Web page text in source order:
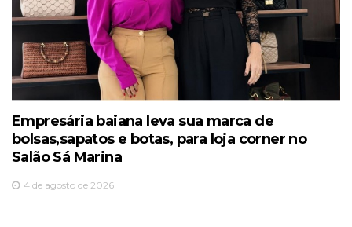
Empresária baiana leva sua marca de
bolsas,sapatos e botas, para loja corner no
Salão Sá Marina
4 de agosto de 2026